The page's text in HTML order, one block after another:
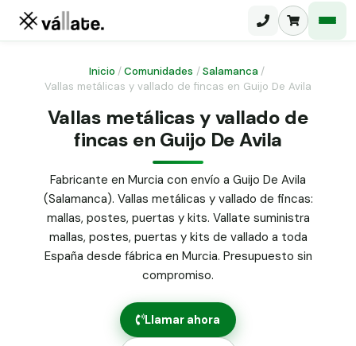
Malla ganadera
Malla simple torsión
Malla triple torsión
Panel malla H.
Puerta abatible dos hojas
Puerta acceso peatonal
Poste malla Hércules
Poste malla simple torsión
Alambre de espino galvanizado
Abrazadera PVC malla H.
Inicio /Comunidades / Salamanca /
Vallas metálicas y vallado de fincas en Guijo De Avila
Vallas metálicas y vallado de
fincas en Guijo De Avila
Fabricante en Murcia con envío a Guijo De Avila
(Salamanca). Vallas metálicas y vallado de fincas:
mallas, postes, puertas y kits. Vallate suministra
mallas, postes, puertas y kits de vallado a toda
España desde fábrica en Murcia. Presupuesto sin
compromiso.
Llamar ahora